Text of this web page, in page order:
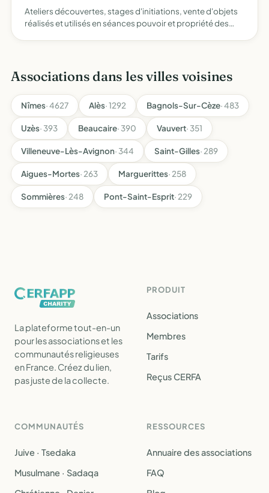
Ateliers découvertes, stages d'initiations, vente d'objets
réalisés et utilisés en séances pouvoir et propriété des
Associations dans les villes voisines
Nîmes· 4627 Alès· 1292 Bagnols-Sur-Cèze· 483
Uzès· 393 Beaucaire· 390 Vauvert· 351
Villeneuve-Lès-Avignon· 344 Saint-Gilles· 289
Aigues-Mortes· 263 Marguerittes· 258
Sommières· 248 Pont-Saint-Esprit· 229
La plateforme tout-en-un
pour les associations et les
communautés religieuses
en France. Créez du lien,
pas juste de la collecte.
PRODUIT
Associations
Membres
Tarifs
Reçus CERFA
COMMUNAUTÉS
Juive · Tsedaka
Musulmane · Sadaqa
RESSOURCES
Annuaire des associations
FAQ